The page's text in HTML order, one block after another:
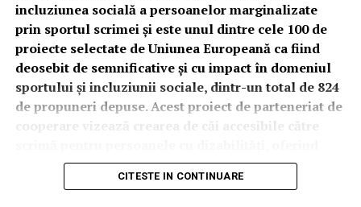
incluziunea socială a persoanelor marginalizate
prin sportul scrimei și este unul dintre cele 100 de
proiecte selectate de Uniunea Europeană ca fiind
deosebit de semnificative și cu impact în domeniul
sportului și incluziunii sociale, dintr-un total de 824
de propuneri depuse. Acest proiect de parteneriat de
cooperare vizează crearea de căi accesibile către
oportunități atât la nivel instituțional, cât și non-
CITESTE IN CONTINUARE